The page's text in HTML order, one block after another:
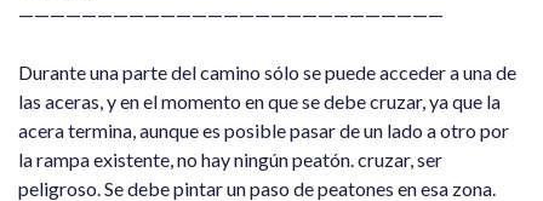
———————————————————————————
Durante una parte del camino sólo se puede acceder a una de
las aceras, y en el momento en que se debe cruzar, ya que la
acera termina, aunque es posible pasar de un lado a otro por
la rampa existente, no hay ningún peatón. cruzar, ser
peligroso. Se debe pintar un paso de peatones en esa zona.